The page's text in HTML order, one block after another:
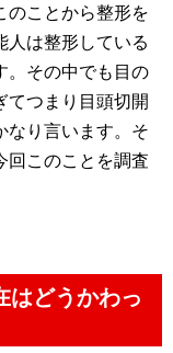
のことから整形を
人は整形している
。その中でも目の
てつまり目頭切開
なり言います。そ
回このことを調査
はどうかわっ